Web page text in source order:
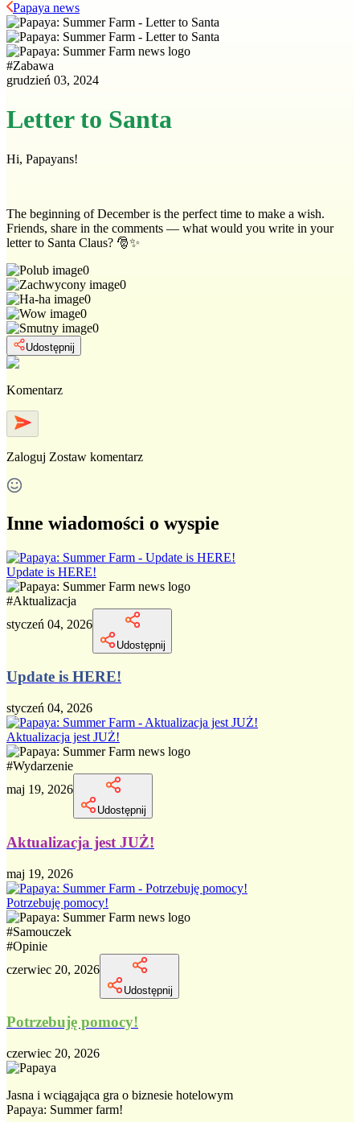
Papaya news
#Zabawa
grudzień 03, 2024
Letter to Santa
Hi, Papayans!
The beginning of December is the perfect time to make a wish.
Friends, share in the comments — what would you write in your
letter to Santa Claus? 🎅✨
0
0
0
0
0
Udostępnij
Komentarz
Zaloguj Zostaw komentarz
Inne wiadomości o wyspie
Update is HERE!
#Aktualizacja
styczeń 04, 2026
Udostępnij
Update is HERE!
styczeń 04, 2026
Aktualizacja jest JUŻ!
#Wydarzenie
maj 19, 2026
Udostępnij
Aktualizacja jest JUŻ!
maj 19, 2026
Potrzebuję pomocy!
#Samouczek
#Opinie
czerwiec 20, 2026
Udostępnij
Potrzebuję pomocy!
czerwiec 20, 2026
Jasna i wciągająca gra o biznesie hotelowym
Papaya: Summer farm!